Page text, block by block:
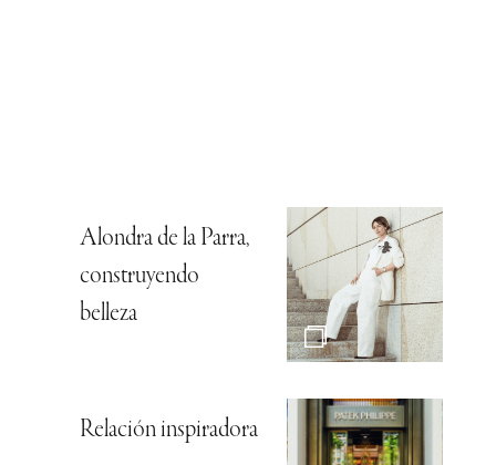
Alondra de la Parra,
construyendo
belleza
Relación inspiradora